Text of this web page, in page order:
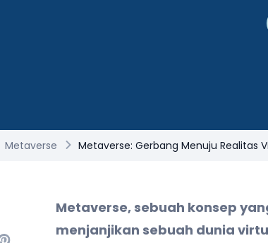
Metaverse Metaverse: Gerbang Menuju Realitas
Metaverse, sebuah konsep
menjanjikan sebuah dunia